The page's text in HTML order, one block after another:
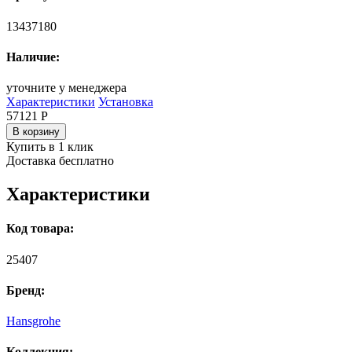
13437180
Наличие:
уточните у менеджера
Характеристики Установка
57121 Р
В корзину
Купить в 1 клик
Доставка бесплатно
Характеристики
Код товара:
25407
Бренд:
Hansgrohe